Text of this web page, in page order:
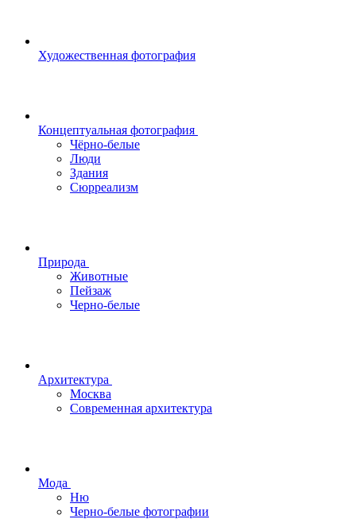
Художественная фотография
Концептуальная фотография
Чёрно-белые
Люди
Здания
Сюрреализм
Природа
Животные
Пейзаж
Черно-белые
Архитектура
Москва
Современная архитектура
Мода
Ню
Черно-белые фотографии